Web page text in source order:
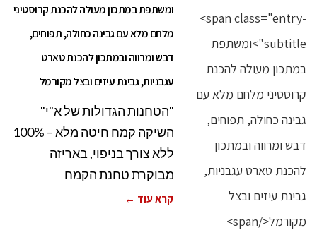
ומשתפת במתכון מעולה להכנת קרוסטיני
מלחם מלא עם גבינה כחולה, תפוחים,
דבש ומרווה ובמתכון להכנת טארט
עגבניות, גבינת עיזים ובצל מקורמל
"הטחנות הגדולות של א"י"
השיקה קמח חיטה מלא – 100%
ללא צורך בניפוי, באריזה
מבוקרת טחנת הקמח
קרא עוד ←